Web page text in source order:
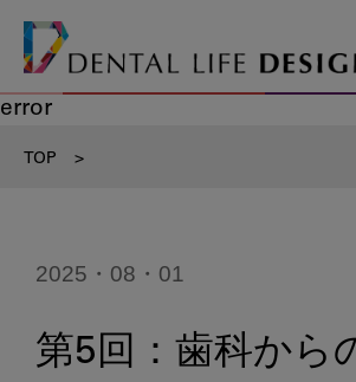
error
TOP >
2025・08・01
第5回：歯科から